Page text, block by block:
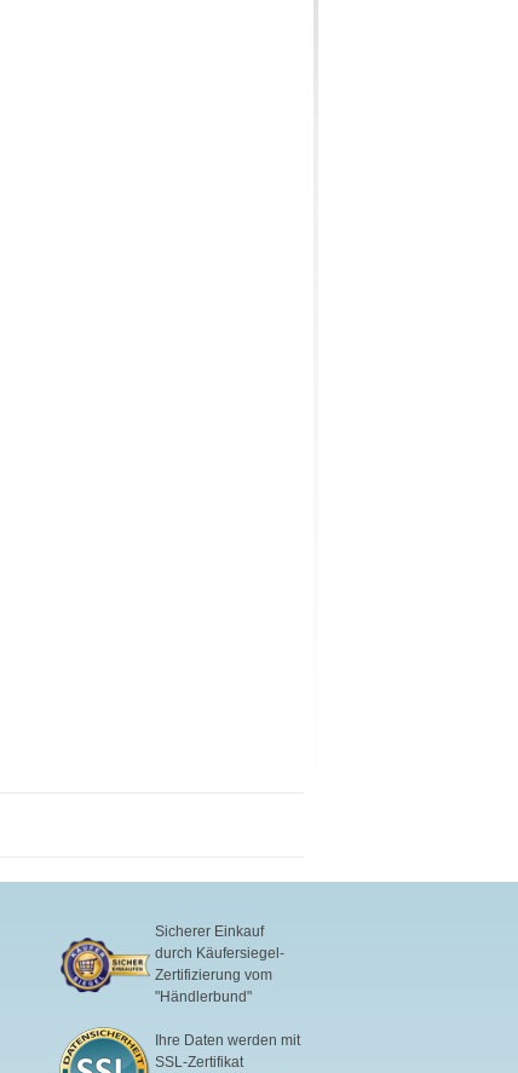
Sicherer Einkauf
durch Käufersiegel-
Zertifizierung vom
"Händlerbund"
Ihre Daten werden mit
SSL-Zertifikat